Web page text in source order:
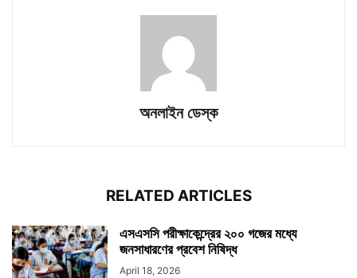
অনলাইন ডেস্ক
RELATED ARTICLES
এসএসসি পরীক্ষাকেন্দ্রের ২০০ গজের মধ্যে
জনসাধারণের প্রবেশ নিষিদ্ধ
April 18, 2026